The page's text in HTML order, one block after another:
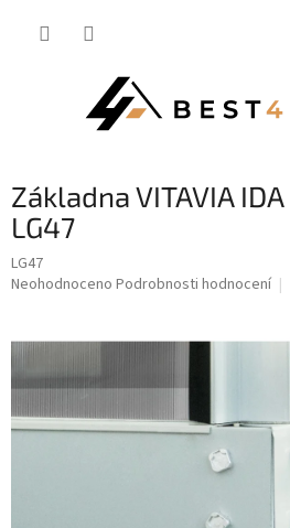
základna VITAVIA IDA 3300 šedá
LG47
LG47
Průměrné
je
0,0
z
5
hvězdiček.
Neohodnoceno Podrobnosti hodnocení